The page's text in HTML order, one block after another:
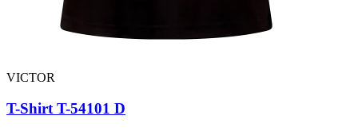
VICTOR
T-Shirt T-54101 D